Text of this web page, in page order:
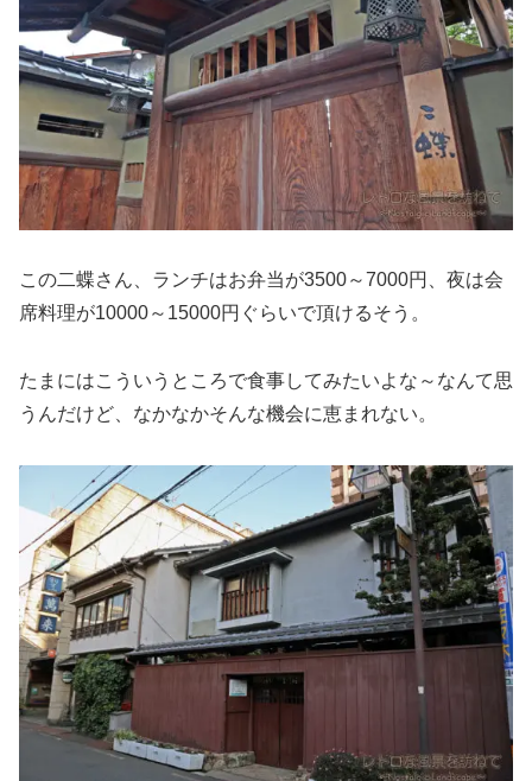
この二蝶さん、ランチはお弁当が3500～7000円、夜は会
席料理が10000～15000円ぐらいで頂けるそう。
たまにはこういうところで食事してみたいよな～なんて思
うんだけど、なかなかそんな機会に恵まれない。